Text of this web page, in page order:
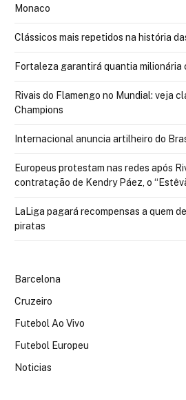
Monaco
Clássicos mais repetidos na história
Fortaleza garantirá quantia milionária
Rivais do Flamengo no Mundial: veja
Champions
Internacional anuncia artilheiro do
Europeus protestam nas redes após
contratação de Kendry Páez, o
LaLiga pagará recompensas a quem
piratas
Barcelona
Cruzeiro
Futebol Ao Vivo
Futebol Europeu
Noticias